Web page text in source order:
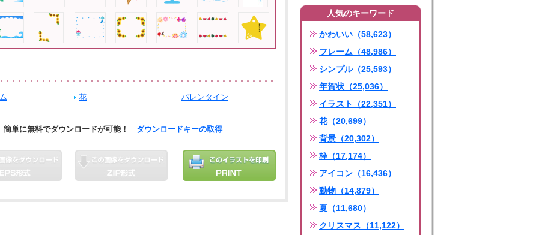
花 バレンタイン
単に無料でダウンロードが可能！ ダウンロードキーの取得
人気のキーワード
かわいい（58,623）
フレーム（48,986）
シンプル（25,593）
年賀状（25,036）
イラスト（22,351）
花（20,699）
背景（20,302）
枠（17,174）
アイコン（16,436）
動物（14,879）
夏（11,680）
クリスマス（11,122）